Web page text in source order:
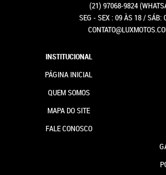
(21) 97068-9824
SEG - SEX : 09 ÀS 18 / SÁB:
INSTITUCIONAL
PÁGINA INICIAL
QUEM SOMOS
MAPA DO SITE
FALE CONOSCO